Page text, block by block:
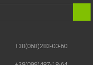
+38(068)283-00-60